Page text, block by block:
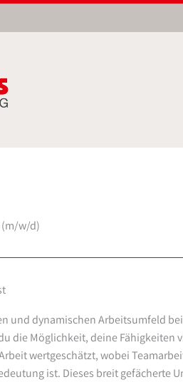
w/d)
und dynamischen Arbeitsumfeld
die Möglichkeit, deine Fähigkeiten
wertgeschätzt, wobei
ist. Dieses breit gefächerte